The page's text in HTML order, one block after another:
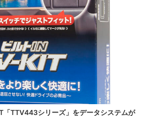
「TTV443シリーズ」をデータシステムが